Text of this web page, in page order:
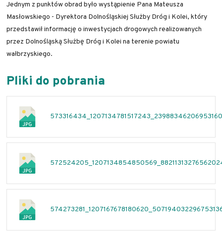
Jednym z punktów obrad było wystąpienie Pana Mateusza
Masłowskiego - Dyrektora Dolnośląskiej Służby Dróg i Kolei, który
przedstawił informację o inwestycjach drogowych realizowanych
przez Dolnośląską Służbę Dróg i Kolei na terenie powiatu
wałbrzyskiego.
Pliki do pobrania